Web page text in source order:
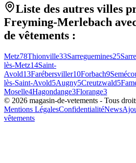
Liste des autres villes
Freyming-Merlebach
de vêtements :
Metz78Thionville33Sarreguemines25
lès-Metz14Saint-
Avold13Farébersviller10Forbach9
lès-Saint-Avold5Augny5Creutzwald5
Moselle4Hagondange3Florange3
© 2026 magasin-de-vetements - Tous
Mentions LégalesConfidentialitéNews
vêtements